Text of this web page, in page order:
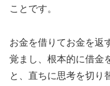
ことです。
お金を借りてお金を返
覚まし、根本的に借金
と、直ちに思考を切り